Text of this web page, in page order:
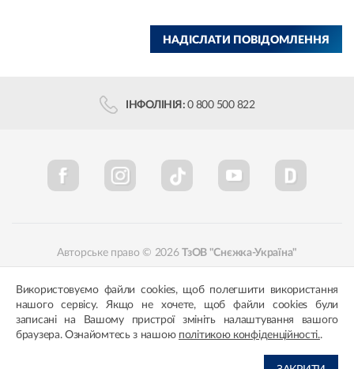
НАДІСЛАТИ ПОВІДОМЛЕННЯ
ІНФОЛІНІЯ: 0 800 500 822
Авторське право © 2026ТзОВ "Снєжка-Україна"
Політика конфіденційності Відповідність кольорів
Використовуємо файли cookies, щоб полегшити використання
нашого сервісу. Якщо не хочете, щоб файли cookies були
записані на Вашому пристрої змініть налаштування вашого
браузера. Ознайомтесь з нашою політикою конфіденційності..